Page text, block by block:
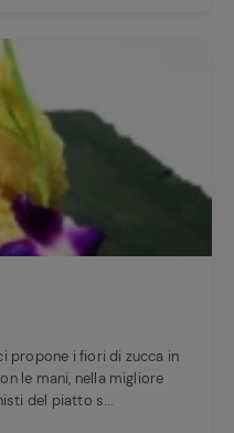
propone i fiori di zucca in
le mani, nella migliore
del piatto s...